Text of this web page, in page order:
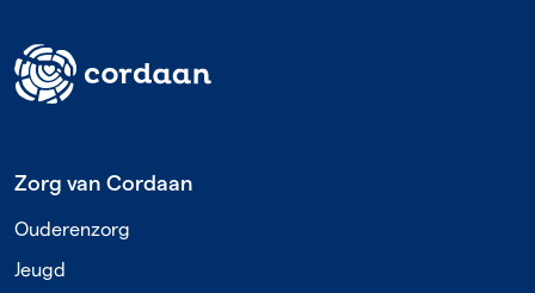
Footer
Zorg van Cordaan
Ouderenzorg
Jeugd